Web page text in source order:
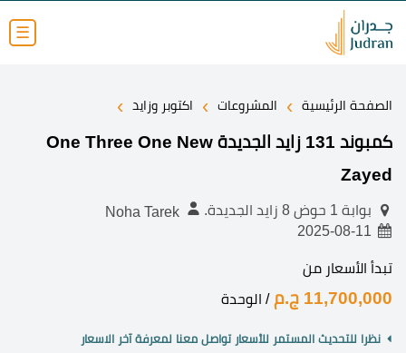
☰
الصفحة الرئيسية › المشروعات › اكتوبر وزايد ›
كمبوند 131 زايد الجديدة One Three One New
Zayed
بوابة 1 حوض 8 زايد الجديدة.
Noha Tarek
تبدأ الأسعار من
11,700,000 ج.م / الوحدة
نظرا للتحديث المستمر للأسعار تواصل معنا لمعرفة آخر الاسعار